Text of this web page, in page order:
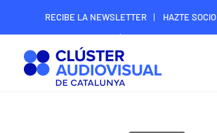
RECIBE LA NEWSLETTER HAZTE SOCIO
ÁREA DIGITAL SOCIOS